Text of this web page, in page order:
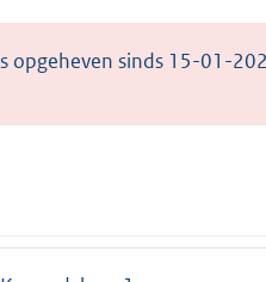
opgeheven sinds 15-01-